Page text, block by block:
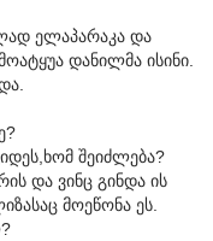
ელაპარაკა და
დანილმა ისინი.
შეიძლება?
და ვინც გინდა ის
მოეწონა ეს.